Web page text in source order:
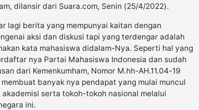
dilansir dari Suara.com, Senin (25/4/2022).
lagi berita yang mempunyai kaitan dengan
aksi dan diskusi tapi yang terdengar adalah
kata mahasiswa didalam-Nya. Seperti hal yang
nya Partai Mahasiswa Indonesia dan sudah
dari Kemenkumham, Nomor M.hh-AH.11.04-19
banyak nya pendapat yang mulai muncul
serta tokoh-tokoh nasional melalui
ini.